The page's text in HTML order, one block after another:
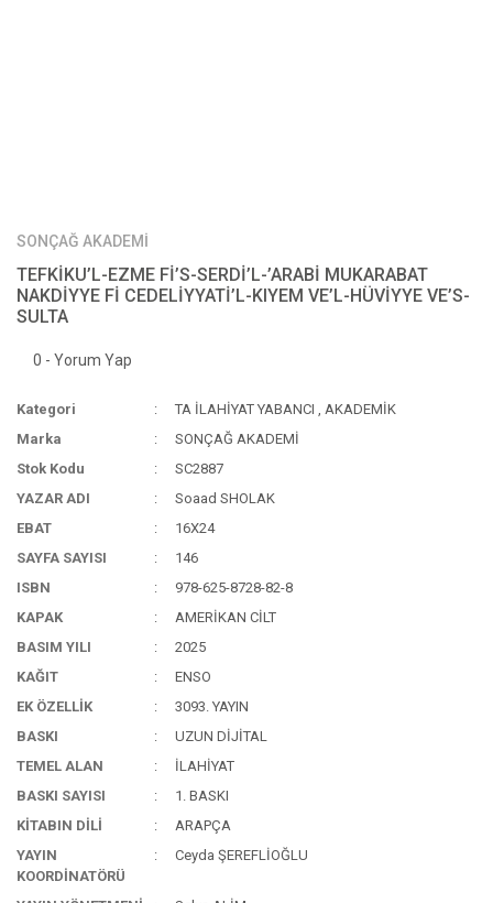
SONÇAĞ AKADEMİ
TEFKİKU’L-EZME Fİ’S-SERDİ’L-’ARABİ MUKARABAT
NAKDİYYE Fİ CEDELİYYATİ’L-KIYEM VE’L-HÜVİYYE VE’S-
SULTA
0 - Yorum Yap
Kategori TA İLAHİYAT YABANCI ,AKADEMİK
Marka
SONÇAĞ AKADEMİ
Stok Kodu
SC2887
YAZAR ADI
Soaad SHOLAK
EBAT
16X24
SAYFA SAYISI
146
ISBN
978-625-8728-82-8
KAPAK
AMERİKAN CİLT
BASIM YILI
2025
KAĞIT
ENSO
EK ÖZELLİK
3093. YAYIN
BASKI
UZUN DİJİTAL
TEMEL ALAN
İLAHİYAT
BASKI SAYISI
1. BASKI
KİTABIN DİLİ
ARAPÇA
YAYIN
KOORDİNATÖRÜ
Ceyda ŞEREFLİOĞLU